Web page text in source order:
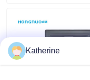
एक बोली का अनुरोध
Katherine